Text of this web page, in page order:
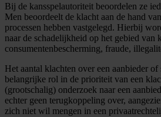
Bij de kansspelautoriteit beoordelen ze
Men beoordeelt de klacht aan de hand
processen hebben vastgelegd. Hierbij
naar de schadelijkheid op het gebied van
consumentenbescherming, fraude,
Het aantal klachten over een aanbieder of
belangrijke rol in de prioriteit van een
(grootschalig) onderzoek naar een
echter geen terugkoppeling over,
zich niet wil mengen in een